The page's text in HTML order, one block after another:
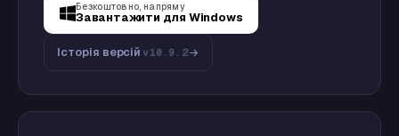
Безкоштовно, напряму
Завантажити для Windows
Історія версій v10.9.2